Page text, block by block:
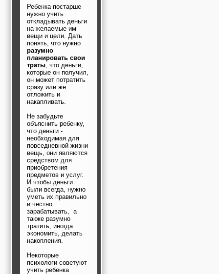
Ребенка постарше
нужно учить
откладывать деньги
на желаемые им
вещи и цели. Дать
понять, что нужно
разумно
планировать свои
траты , что деньги,
которые он получил,
он может потратить
сразу или же
отложить и
накапливать.
Не забудьте
объяснить ребенку,
что деньги -
необходимая для
повседневной жизни
вещь, они являются
средством для
приобретения
предметов и услуг.
И чтобы деньги
были всегда, нужно
уметь их правильно
и честно
зарабатывать, а
также разумно
тратить, иногда
экономить, делать
накопления.
Некоторые
психологи советуют
учить ребенка